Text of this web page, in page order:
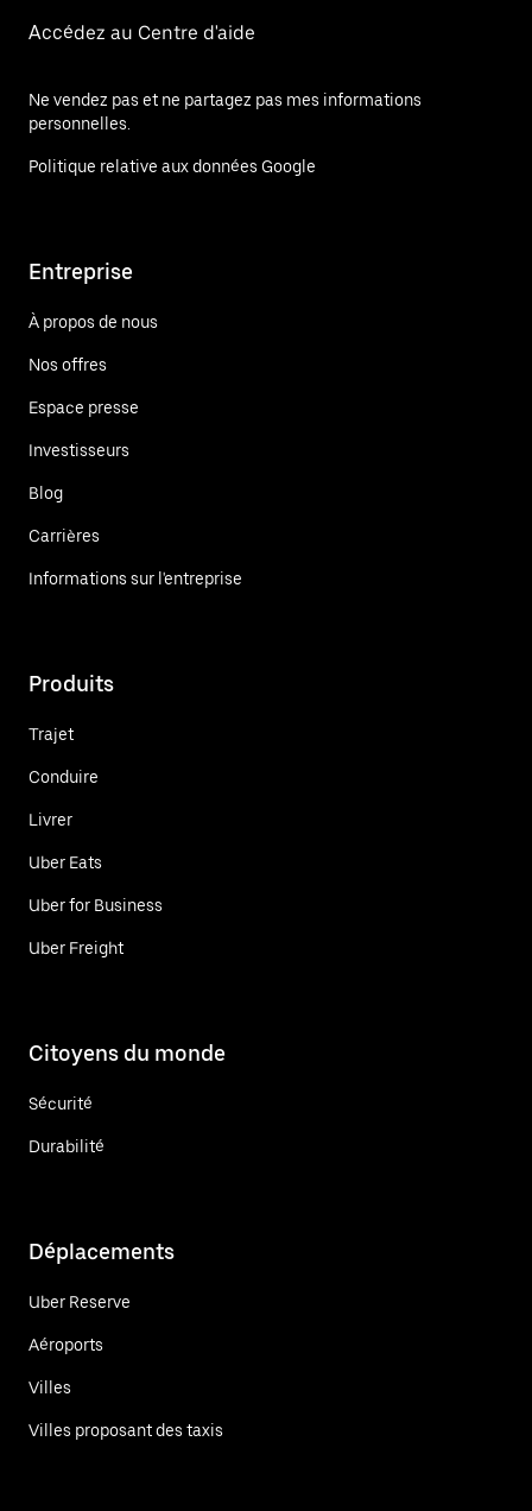
Accédez au Centre d'aide
Ne vendez pas et ne partagez pas mes informations
personnelles.
Politique relative aux données Google
Entreprise
À propos de nous
Nos offres
Espace presse
Investisseurs
Blog
Carrières
Informations sur l'entreprise
Produits
Trajet
Conduire
Livrer
Uber Eats
Uber for Business
Uber Freight
Citoyens du monde
Sécurité
Durabilité
Déplacements
Uber Reserve
Aéroports
Villes
Villes proposant des taxis